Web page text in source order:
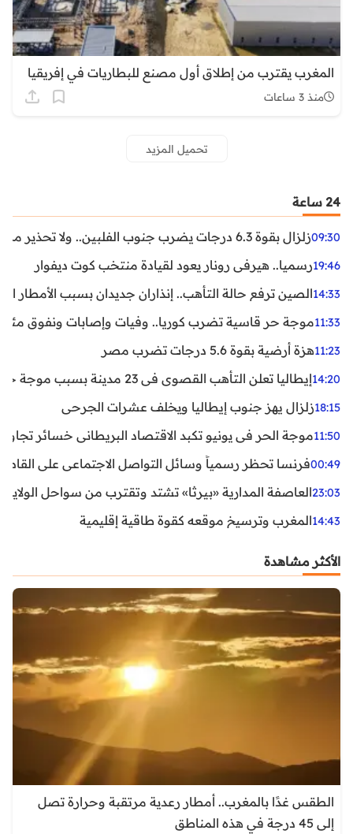
المغرب يقترب من إطلاق أول مصنع للبطاريات في إفريقيا
منذ 3 ساعات
تحميل المزيد
24 ساعة
09:30زلزال بقوة 6.3 درجات يضرب جنوب الفلبين.. ولا تحذير من تسونامي حتى الآن
19:46رسميا.. هيرفي رونار يعود لقيادة منتخب كوت ديفوار
14:33الصين ترفع حالة التأهب.. إنذاران جديدان بسبب الأمطار
11:33موجة حر قاسية تضرب كوريا.. وفيات وإصابات ونفوق مئات
11:23هزة أرضية بقوة 5.6 درجات تضرب مصر
14:20إيطاليا تعلن التأهب القصوى في 23 مدينة بسبب موجة حر شديدة
18:15زلزال يهز جنوب إيطاليا ويخلف عشرات الجرحى
11:50موجة الحر في يونيو تكبد الاقتصاد البريطاني خسائر تجاوزت 1.5 مليار
00:49فرنسا تحظر رسمياً وسائل التواصل الاجتماعي على القاصرين
23:03العاصفة المدارية «بيرثا» تشتد وتقترب من سواحل
14:43المغرب وترسيخ موقعه كقوة طاقية إقليمية
الأكثر مشاهدة
الطقس غدًا بالمغرب.. أمطار رعدية مرتقبة وحرارة تصل
إلى 45 درجة في هذه المناطق